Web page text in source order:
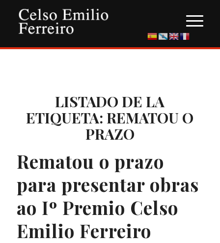
LISTADO DE LA
ETIQUETA:REMATOU O
PRAZO
Rematou o prazo
para presentar obras
ao Iº Premio Celso
Emilio Ferreiro